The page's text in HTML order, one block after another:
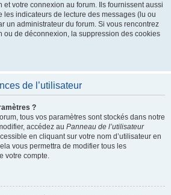
et votre connexion au forum. Ils fournissent aussi
les indicateurs de lecture des messages (lu ou
un administrateur du forum. Si vous rencontrez
ou de déconnexion, la suppression des cookies
de l’utilisateur
?
tous vos paramètres sont stockés dans notre
accédez au Panneau de l’utilisateur
en cliquant sur votre nom d’utilisateur en
vous permettra de modifier tous les
votre compte.